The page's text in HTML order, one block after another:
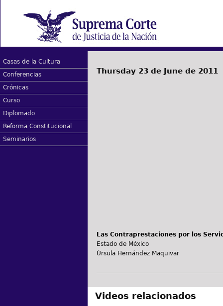
Casas de la Cultura
Conferencias
Crónicas
Curso
Diplomado
Reforma Constitucional
Seminarios
Thursday 23 de June de 2011
Las Contraprestaciones por los
Estado de México
Úrsula Hernández Maquivar
Videos relacionados